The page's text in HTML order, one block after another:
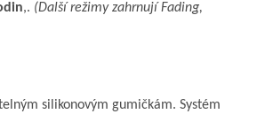
,. (Další režimy zahrnují Fading,
silikonovým gumičkám. Systém